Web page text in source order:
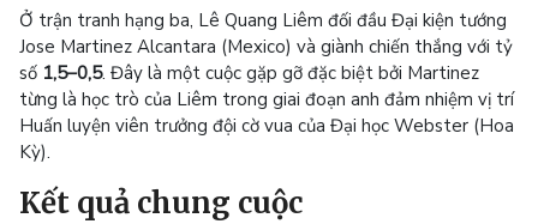
Ở trận tranh hạng ba, Lê Quang Liêm đối đầu Đại kiện tướng
Jose Martinez Alcantara (Mexico) và giành chiến thắng với tỷ
số 1,5–0,5. Đây là một cuộc gặp gỡ đặc biệt bởi Martinez
từng là học trò của Liêm trong giai đoạn anh đảm nhiệm vị trí
Huấn luyện viên trưởng đội cờ vua của Đại học Webster (Hoa
Kỳ).
Kết quả chung cuộc